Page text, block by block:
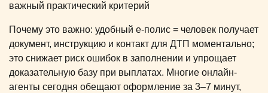
важный практический критерий
Почему это важно: удобный e-полис = человек получает
документ, инструкцию и контакт для ДТП моментально;
это снижает риск ошибок в заполнении и упрощает
доказательную базу при выплатах. Многие онлайн-
агенты сегодня обещают оформление за 3–7 минут,